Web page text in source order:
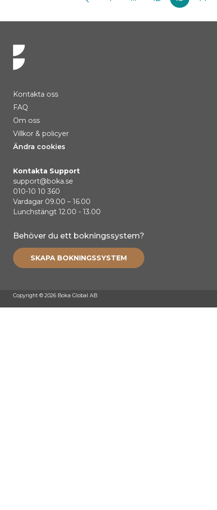
Kontakta oss
FAQ
Om oss
Villkor & policyer
Ändra cookies
Kontakta Support
support@boka.se
010-10 10 360
Vardagar 09.00 – 16.00
Lunchstängt 12.00 - 13.00
Behöver du ett bokningssystem?
SKAPA BOKNINGSSYSTEM
Copyright © 2026 Boka Global AB